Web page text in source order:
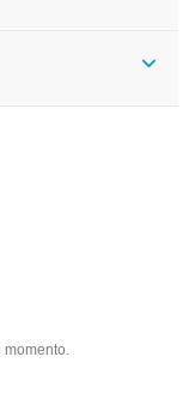
momento.